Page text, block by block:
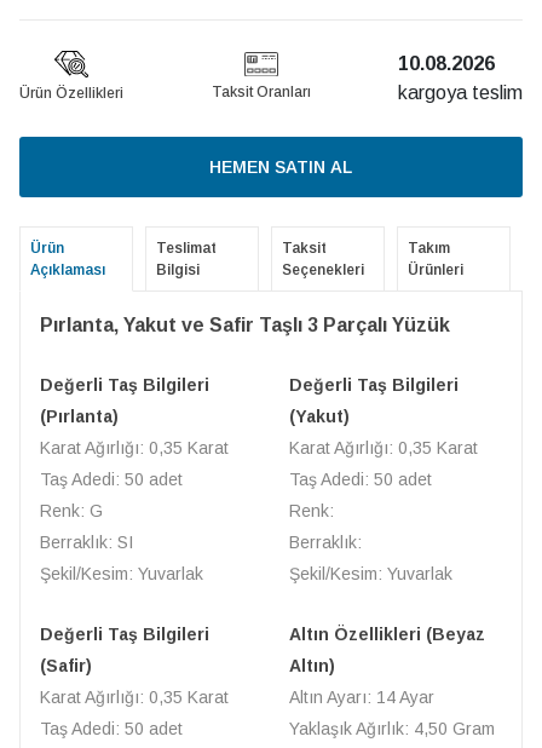
Ürün Özellikleri Taksit Oranları
10.08.2026
kargoya teslim
HEMEN SATIN AL
Ürün
Açıklaması
Teslimat
Bilgisi
Taksit
Seçenekleri
Takım
Ürünleri
Pırlanta, Yakut ve Safir Taşlı 3 Parçalı Yüzük
Değerli Taş Bilgileri
(Pırlanta)
Karat Ağırlığı: 0,35 Karat
Taş Adedi: 50 adet
Renk: G
Berraklık: SI
Şekil/Kesim: Yuvarlak
Değerli Taş Bilgileri
(Yakut)
Karat Ağırlığı: 0,35 Karat
Taş Adedi: 50 adet
Renk:
Berraklık:
Şekil/Kesim: Yuvarlak
Değerli Taş Bilgileri
(Safir)
Karat Ağırlığı: 0,35 Karat
Taş Adedi: 50 adet
Altın Özellikleri (Beyaz
Altın)
Altın Ayarı: 14 Ayar
Yaklaşık Ağırlık: 4,50 Gram